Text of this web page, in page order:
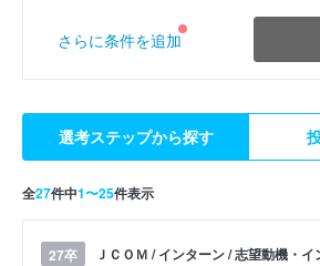
さらに条件を追加
選考ステップから探す
全27件中1〜25件表示
27卒
ＪＣＯＭ / インターン / 志望動機・